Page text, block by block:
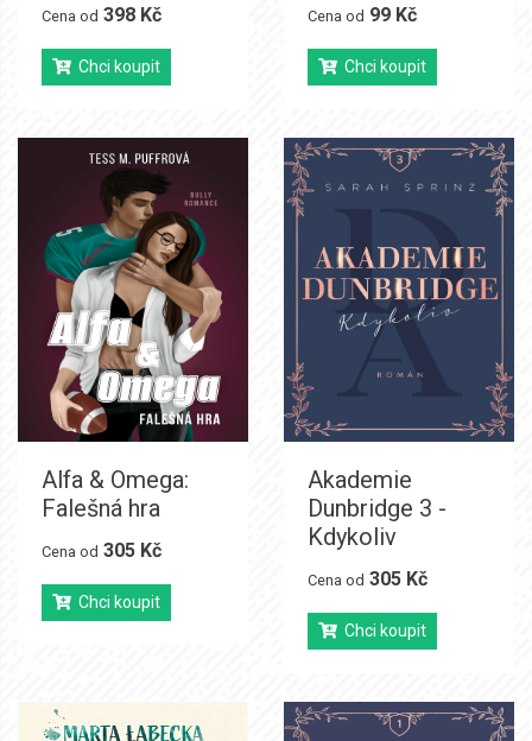
Cena od 398 Kč
Chci koupit
Cena od 99 Kč
Chci koupit
Alfa & Omega:
Falešná hra
Cena od 305 Kč
Chci koupit
Akademie
Dunbridge 3 -
Kdykoliv
Cena od 305 Kč
Chci koupit